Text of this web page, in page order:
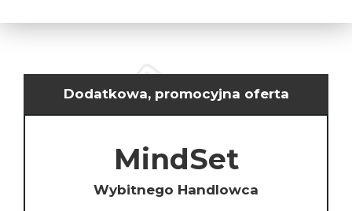
Dodatkowa, promocyjna oferta
MindSet
Wybitnego Handlowca